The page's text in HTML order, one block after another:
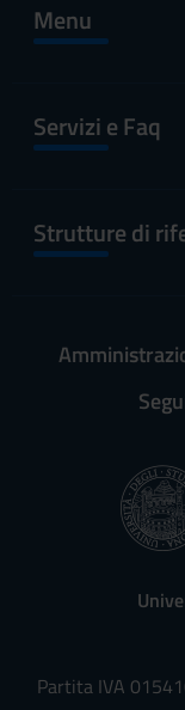
Menu
Servizi e Faq
Strutture di
Partita IVA